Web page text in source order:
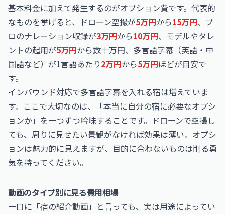
基本料金に加えて発生するのがオプション費です。代表的
なものを挙げると、ドローン空撮が5万円から15万円、プ
ロのナレーション収録が3万円から10万円、モデルやタレ
ントの起用が5万円から数十万円、多言語字幕（英語・中
国語など）が1言語あたり2万円から5万円ほどが目安で
す。
インバウンド対応で多言語字幕を入れる宿は増えていま
す。ここで大切なのは、「本当に自分の宿に必要なオプシ
ョンか」を一つずつ吟味することです。ドローンで空撮し
ても、周りに見せたい景観がなければ効果は薄い。オプシ
ョンは魅力的に見えますが、目的に合わないものは削る勇
気を持ってください。
動画のタイプ別に見る費用相場
一口に「宿の紹介動画」と言っても、実は用途によってい